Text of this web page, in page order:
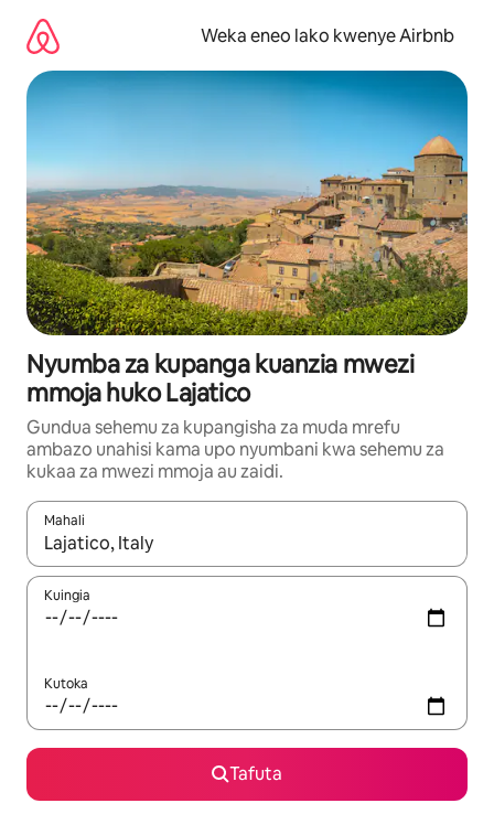
kwenda
kwenye
maudhui
Weka eneo lako kwenye Airbnb
Nyumba za kupanga kuanzia mwezi
mmoja huko Lajatico
Gundua sehemu za kupangisha za muda mrefu
ambazo unahisi kama upo nyumbani kwa sehemu za
kukaa za mwezi mmoja au zaidi.
Mahali
Wakati matokeo yanapatikana, vinjari kwa kutumia vitufe vya
Kuingia
Kutoka
Tafuta